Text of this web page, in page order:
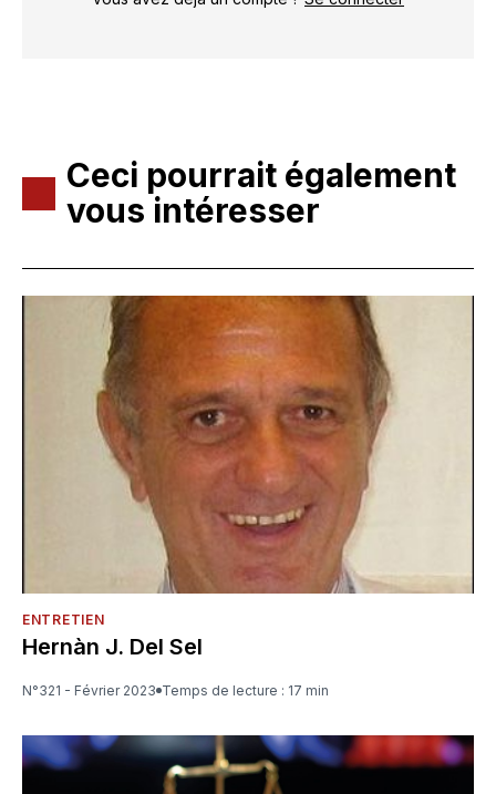
Ceci pourrait également
vous intéresser
ENTRETIEN
Hernàn J. Del Sel
N°321 - Février 2023 Temps de lecture : 17 min